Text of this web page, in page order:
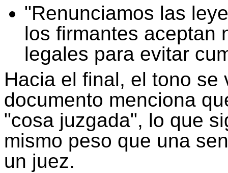
"Renunciamos las
los firmantes aceptan
legales para evitar
Hacia el final, el tono se
documento menciona
"cosa juzgada", lo que
mismo peso que una
un juez.